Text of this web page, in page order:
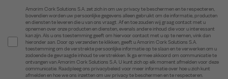
Amorim Cork Solutions S.A. zet zich in om uw privacy te beschermen en te respecteren,
bovendien worden uw persoonlijke gegevens alleen gebruikt om de informatie, producten
en diensten te leveren die u van ons vraagt. Af en toe zouden wij graag contact met u
opnemen over onze producten en diensten, evenals andere inhoud die voor u interessant
kan zijn. Als u ons toestemming geeft om hiervoor contact met u op te nemen, vink dan
hieronder aan. Door op verzenden te klikken, geeft u Amorim Cork Solutions S.A.
toestemming om de verstrekte persoonlijke informatie op te slaan en te verwerken om u
zodoende de gevraagde inhoud te verstrekken. Ik ga ermee akkoord om communicatie te
ontvangen van Amorim Cork Solutions S.A. U kunt zich op elk moment afmelden voor deze
communicatie. Raadpleeg ons privacybeleid voor meer informatie over hoe u zich kunt
afmelden en hoe we ons inzetten om uw privacy te beschermen en te respecteren.